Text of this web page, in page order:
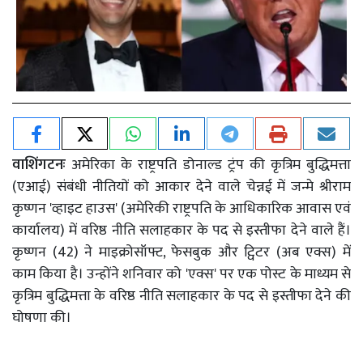
वाशिंगटनः अमेरिका के राष्ट्रपति डोनाल्ड ट्रंप की कृत्रिम बुद्धिमत्ता
(एआई) संबंधी नीतियों को आकार देने वाले चेन्नई में जन्मे श्रीराम
कृष्णन 'व्हाइट हाउस' (अमेरिकी राष्ट्रपति के आधिकारिक आवास एवं
कार्यालय) में वरिष्ठ नीति सलाहकार के पद से इस्तीफा देने वाले हैं।
कृष्णन (42) ने माइक्रोसॉफ्ट, फेसबुक और ट्विटर (अब एक्स) में
काम किया है। उन्होंने शनिवार को 'एक्स' पर एक पोस्ट के माध्यम से
कृत्रिम बुद्धिमत्ता के वरिष्ठ नीति सलाहकार के पद से इस्तीफा देने की
घोषणा की।